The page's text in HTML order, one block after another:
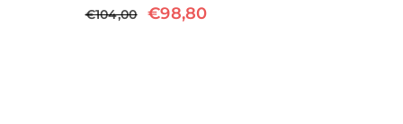
€104,00 €98,80